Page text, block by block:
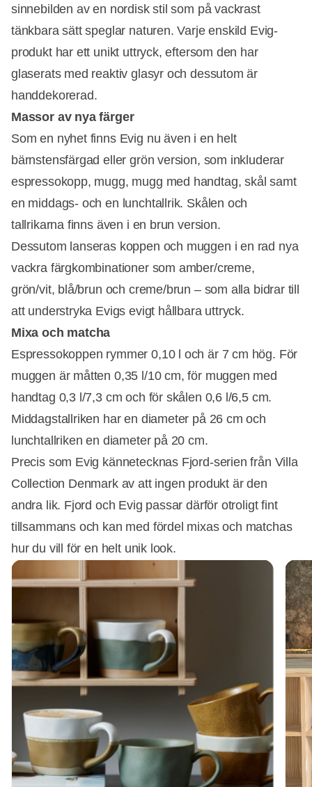
sinnebilden av en nordisk stil som på vackrast
tänkbara sätt speglar naturen. Varje enskild Evig-
produkt har ett unikt uttryck, eftersom den har
glaserats med reaktiv glasyr och dessutom är
handdekorerad.
Massor av nya färger
Som en nyhet finns Evig nu även i en helt
bärnstensfärgad eller grön version, som inkluderar
espressokopp, mugg, mugg med handtag, skål samt
en middags- och en lunchtallrik. Skålen och
tallrikarna finns även i en brun version.
Dessutom lanseras koppen och muggen i en rad nya
vackra färgkombinationer som amber/creme,
grön/vit, blå/brun och creme/brun – som alla bidrar till
att understryka Evigs evigt hållbara uttryck.
Mixa och matcha
Espressokoppen rymmer 0,10 l och är 7 cm hög. För
muggen är måtten 0,35 l/10 cm, för muggen med
handtag 0,3 l/7,3 cm och för skålen 0,6 l/6,5 cm.
Middagstallriken har en diameter på 26 cm och
lunchtallriken en diameter på 20 cm.
Precis som Evig kännetecknas Fjord-serien från Villa
Collection Denmark av att ingen produkt är den
andra lik. Fjord och Evig passar därför otroligt fint
tillsammans och kan med fördel mixas och matchas
hur du vill för en helt unik look.